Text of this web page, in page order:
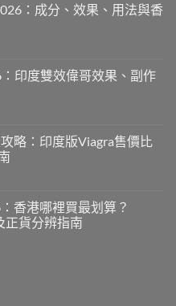
：成分、效果、用法與香
印度雙效偉哥效果、副作
略：印度版Viagra售價比
香港哪裡買最划算？
正貨分辨指南